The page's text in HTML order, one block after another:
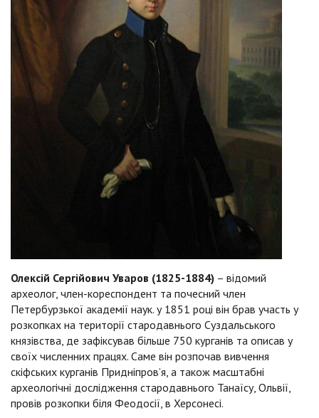
Олексій Сергійович Уваров (1825-1884) – відомий
археолог, член-кореспондент та почесний член
Петербурзької академії наук. у 1851 році він брав участь у
розкопках на території стародавнього Суздальського
князівства, де зафіксував більше 750 курганів та описав у
своїх численних працях. Саме він розпочав вивчення
скіфських курганів Придніпров’я, а також масштабні
археологічні дослідження стародавнього Танаїсу, Ольвії,
провів розкопки біля Феодосії, в Херсонесі.